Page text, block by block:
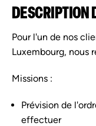
DESCRIPTION
Pour l'un de nos
Luxembourg, nous
Missions :
Prévision de
effectuer